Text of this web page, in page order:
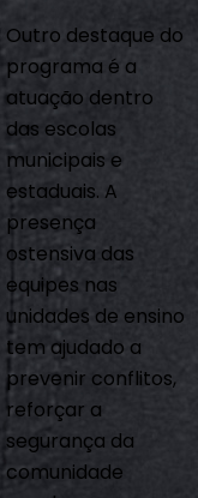
Outro destaque do
programa é a
atuação dentro
das escolas
municipais e
estaduais. A
presença
ostensiva das
equipes nas
unidades de ensino
tem ajudado a
prevenir conflitos,
reforçar a
segurança da
comunidade